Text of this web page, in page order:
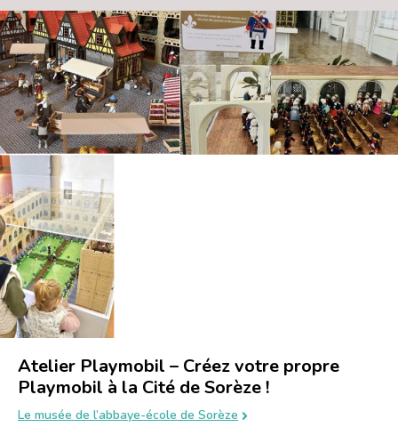
Atelier Playmobil – Créez votre propre
Playmobil à la Cité de Sorèze !
Le musée de l’abbaye-école de Sorèze